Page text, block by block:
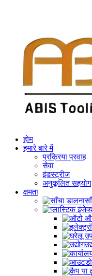
होम
हमारे बारे में
प्रक्रिया प्रवाह
सेवा
इंडस्ट्रीज
अनुकूलित सहयोग
क्षमता